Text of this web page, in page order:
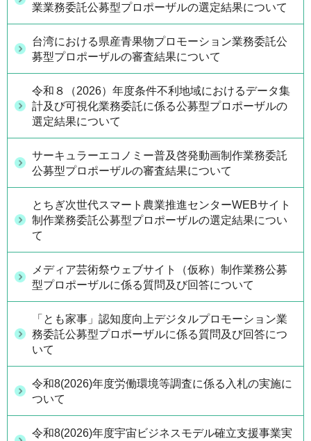
業業務委託公募型プロポーザルの選定結果について
台湾における県産青果物プロモーション業務委託公
募型プロポーザルの審査結果について
令和８（2026）年度条件不利地域におけるデータ集
計及び可視化業務委託に係る公募型プロポーザルの
選定結果について
サーキュラーエコノミー普及啓発動画制作業務委託
公募型プロポーザルの審査結果について
とちぎ次世代スマート農業推進センターWEBサイト
制作業務委託公募型プロポーザルの選定結果につい
て
メディア芸術祭ウェブサイト（仮称）制作業務公募
型プロポーザルに係る質問及び回答について
「とも家事」認知度向上デジタルプロモーション業
務委託公募型プロポーザルに係る質問及び回答につ
いて
令和8(2026)年度労働環境等調査に係る入札の実施に
ついて
令和8(2026)年度宇宙ビジネスモデル確立支援事業実